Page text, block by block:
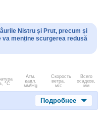
Nistru și Prut, precum și
menține scurgerea redusă
°C
Атм.
давл.
мм/Hg
Скорость
ветра.
м/с
Всего
осадков,
мм
Подробнее